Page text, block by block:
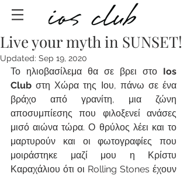
Live your myth in SUNSET!
Updated: Sep 19, 2020
Το ηλιοβασίλεμα θα σε βρει στο Ios
Club στη Χώρα της Ιου, πάνω σε ένα
βράχο από γρανίτη, μια ζώνη
αποσυμπίεσης που φιλοξενεί ανάσες
μισό αιώνα τώρα. Ο θρύλος λέει και το
μαρτυρούν και οι φωτογραφίες που
μοιράστηκε μαζί μου η Κρίστυ
Καραχάλιου ότι οι Rolling Stones έχουν